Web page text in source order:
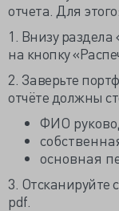
отчета. Для этого:
1. Внизу
на кнопку
2. Заверьте
отчёте должны
ФИО
основная
3. Отсканируйте
pdf.